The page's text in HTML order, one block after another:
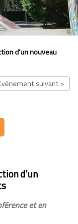
d’un nouveau
suivant >
d’un
et en